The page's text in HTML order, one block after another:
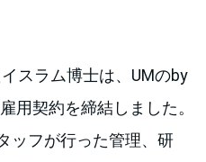
スラム博士は、UMのby
用契約を締結しました。
ッフが行った管理、研